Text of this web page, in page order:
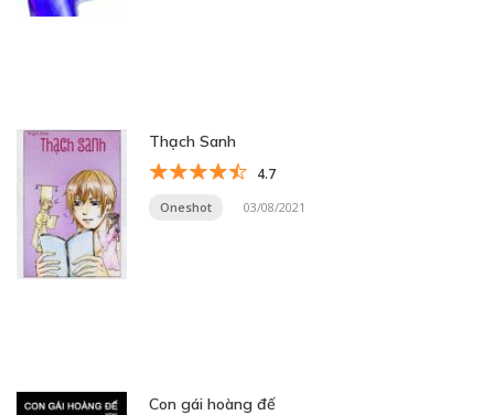
Thạch Sanh
4.7
Oneshot 03/08/2021
Con gái hoàng đế